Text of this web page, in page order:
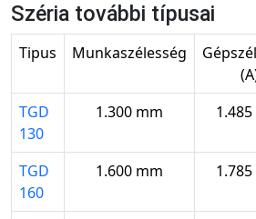
Széria további típusai
Tipus Munkaszélesség
TGD
130
1.300 mm
TGD
160
1.600 mm